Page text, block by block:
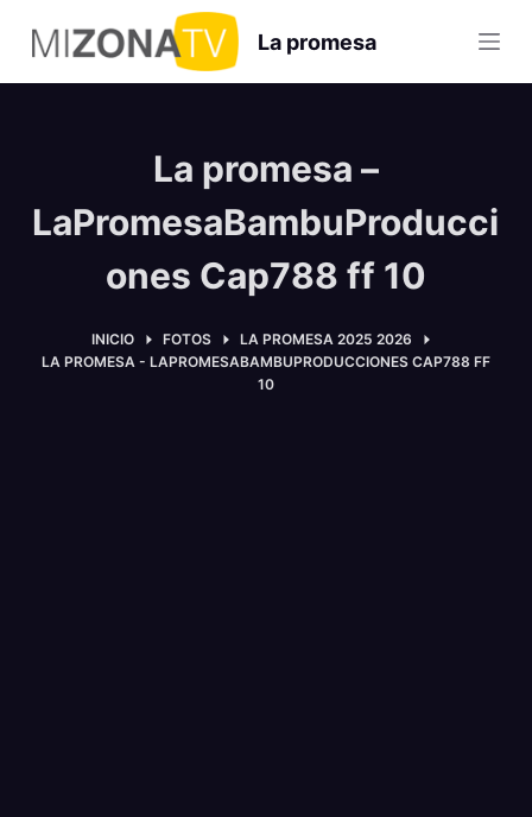
S
a
l
La promesa
La promesa –
LaPromesaBambuProducci
ones Cap788 ff 10
INICIO FOTOS
LA PROMESA 2025 2026
LA PROMESA - LAPROMESABAMBUPRODUCCIONES CAP788 FF
10